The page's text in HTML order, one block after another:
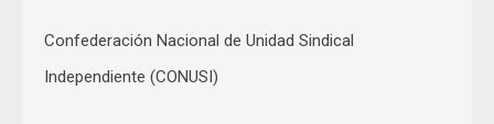
Confederación Nacional de Unidad Sindical
Independiente (CONUSI)